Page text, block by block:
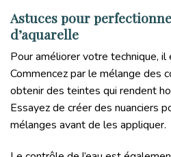
Astuces pour
d’aquarelle
Pour améliorer votre technique,
Commencez par le mélange des
obtenir des teintes qui rendent
Essayez de créer des nuanciers
mélanges avant de les appliquer.